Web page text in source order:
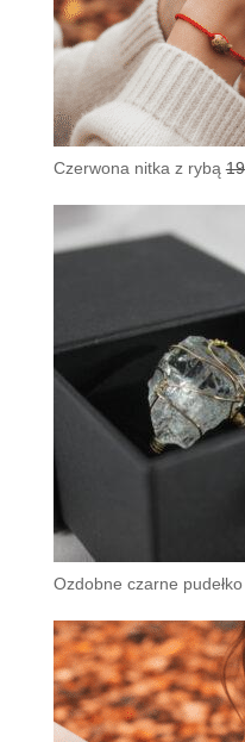
Czerwona nitka z rybą
Ozdobne czarne pudełko